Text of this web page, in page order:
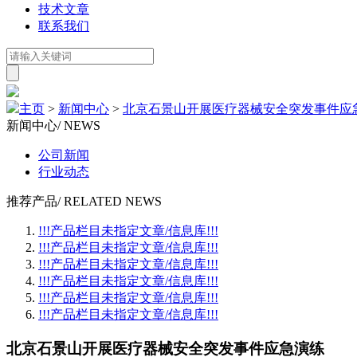
技术文章
联系我们
主页 > 新闻中心 > 北京石景山开展医疗器械安全突发事件应
新闻中心/ NEWS
公司新闻
行业动态
推荐产品/ RELATED NEWS
!!!产品栏目未指定文章/信息库!!!
!!!产品栏目未指定文章/信息库!!!
!!!产品栏目未指定文章/信息库!!!
!!!产品栏目未指定文章/信息库!!!
!!!产品栏目未指定文章/信息库!!!
!!!产品栏目未指定文章/信息库!!!
北京石景山开展医疗器械安全突发事件应急演练